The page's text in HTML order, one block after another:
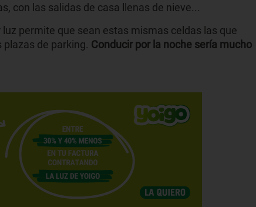
con las salidas de casa llenas de nieve...
permite que sean estas mismas celdas las que
de parking. Conducir por la noche sería mucho